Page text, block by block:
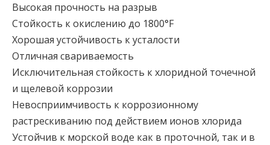
Высокая прочность на разрыв
Стойкость к окислению до 1800°F
Хорошая устойчивость к усталости
Отличная свариваемость
Исключительная стойкость к хлоридной точечной
и щелевой коррозии
Невосприимчивость к коррозионному
растрескиванию под действием ионов хлорида
Устойчив к морской воде как в проточной, так и в